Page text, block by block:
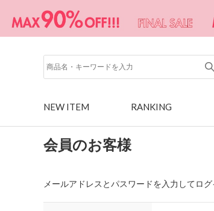
NEW ITEM RANKING
会員のお客様
メールアドレスとパスワードを入力してログ